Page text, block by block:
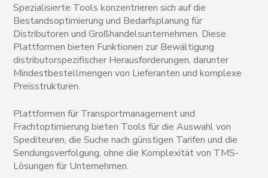
Spezialisierte Tools konzentrieren sich auf die
Bestandsoptimierung und Bedarfsplanung für
Distributoren und Großhandelsunternehmen. Diese
Plattformen bieten Funktionen zur Bewältigung
distributorspezifischer Herausforderungen, darunter
Mindestbestellmengen von Lieferanten und komplexe
Preisstrukturen.
Plattformen für Transportmanagement und
Frachtoptimierung bieten Tools für die Auswahl von
Spediteuren, die Suche nach günstigen Tarifen und die
Sendungsverfolgung, ohne die Komplexität von TMS-
Lösungen für Unternehmen.